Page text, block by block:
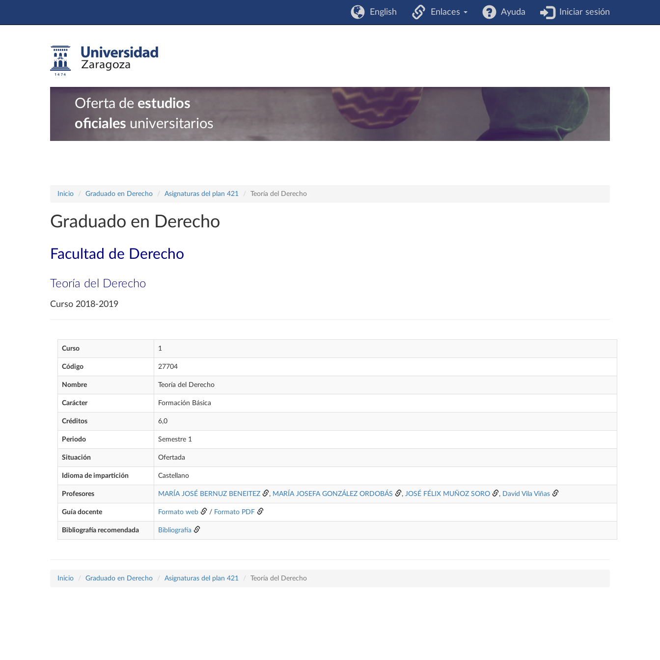
English Enlaces Ayuda Iniciar sesión
Oferta de estudios
oficiales universitarios
Inicio Graduado en Derecho Asignaturas del plan 421 Teoría del Derecho
Graduado en Derecho
Facultad de Derecho
Teoría del Derecho
Curso 2018-2019
Curso 1
Código 27704
Nombre Teoría del Derecho
Carácter Formación Básica
Créditos 6,0
Periodo Semestre 1
Situación Ofertada
Idioma de impartición Castellano
Profesores MARÍA JOSÉ BERNUZ BENEITEZ , MARÍA JOSEFA GONZÁLEZ ORDOBÁS , JOSÉ FÉLIX MUÑOZ SORO , David Vila Viñas
Guía docente Formato web / Formato PDF
Bibliografía recomendada Bibliografía
Inicio Graduado en Derecho Asignaturas del plan 421 Teoría del Derecho